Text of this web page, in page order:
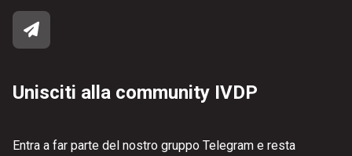
Unisciti alla community IVDP
Entra a far parte del nostro gruppo Telegram e resta